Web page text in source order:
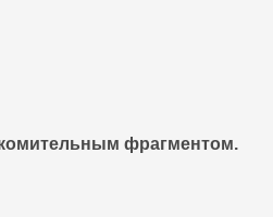
фрагментом.